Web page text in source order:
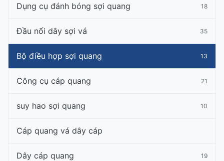
Dụng cụ đánh bóng sợi quang 18
Đầu nối dây sợi vá 35
Bộ điều hợp sợi quang 13
Công cụ cáp quang 21
suy hao sợi quang 10
Cáp quang vá dây cáp
Dây cáp quang 19